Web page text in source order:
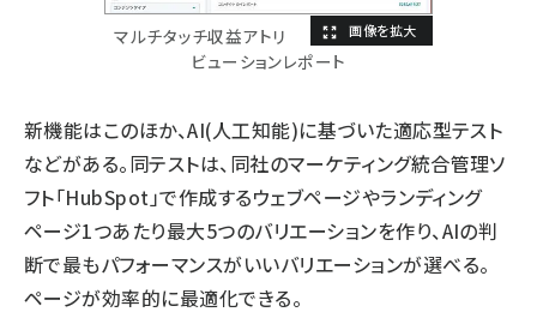
マルチタッチ収益アトリ
ビューションレポート
新機能はこのほか、AI(人工知能)に基づいた適応型テスト
などがある。同テストは、同社のマーケティング統合管理ソ
フト「HubSpot」で作成するウェブページやランディング
ページ1つあたり最大5つのバリエーションを作り、AIの判
断で最もパフォーマンスがいいバリエーションが選べる。
ページが効率的に最適化できる。